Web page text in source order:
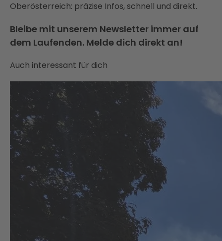
Oberösterreich: präzise Infos, schnell und direkt.
Bleibe mit unserem Newsletter immer auf
dem Laufenden. Melde dich direkt an!
Auch interessant für dich